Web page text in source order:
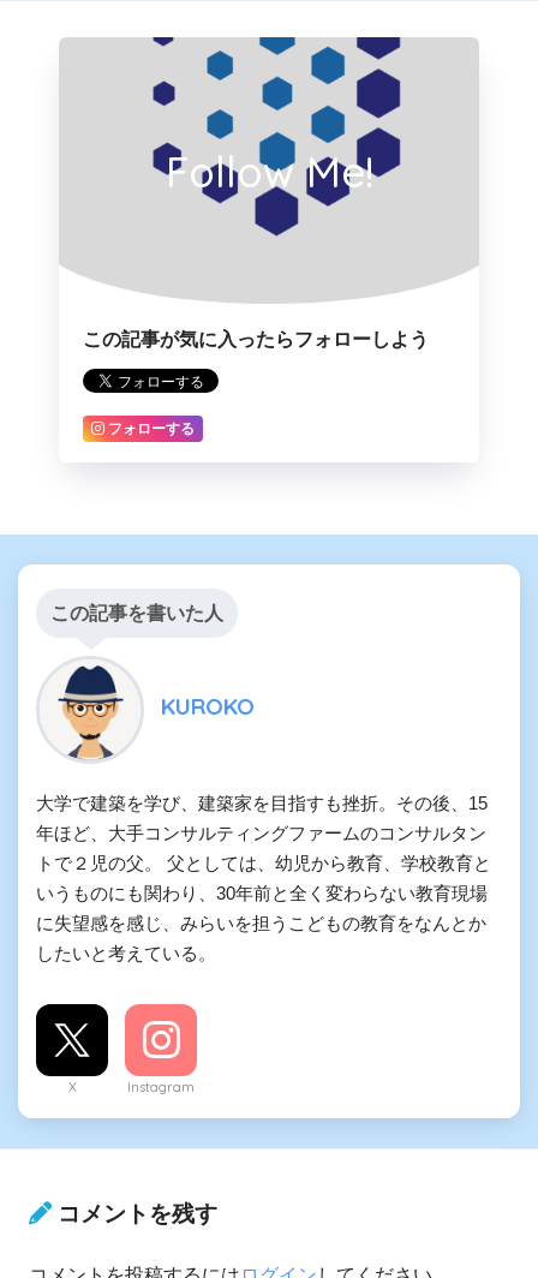
Follow Me!
この記事が気に入ったらフォローしよう
フォローする
この記事を書いた人
KUROKO
大学で建築を学び、建築家を目指すも挫折。その後、15
年ほど、大手コンサルティングファームのコンサルタン
トで２児の父。 父としては、幼児から教育、学校教育と
いうものにも関わり、30年前と全く変わらない教育現場
に失望感を感じ、みらいを担うこどもの教育をなんとか
したいと考えている。
X Instagram
コメントを残す